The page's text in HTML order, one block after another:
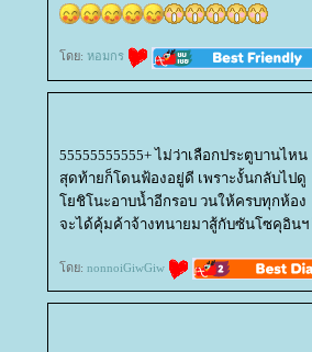
ดย: หอมกร
55555555555+ ไม่ว่าเลือกประตูบานไหน
สุดท้ายก็โดนฟ้องอยู่ดี เพราะงั้นกลับไปดู
ชิโนะอาบน้ำอีกรอบ วนให้ครบทุกห้อง
จะได้คุ้มค้าจ้างทนายมาสู้กับซันโซคุอินฯ
ดย: nonnoiGiwGiw